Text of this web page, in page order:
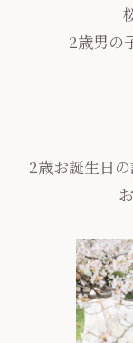
2歳男の
2歳お誕生日